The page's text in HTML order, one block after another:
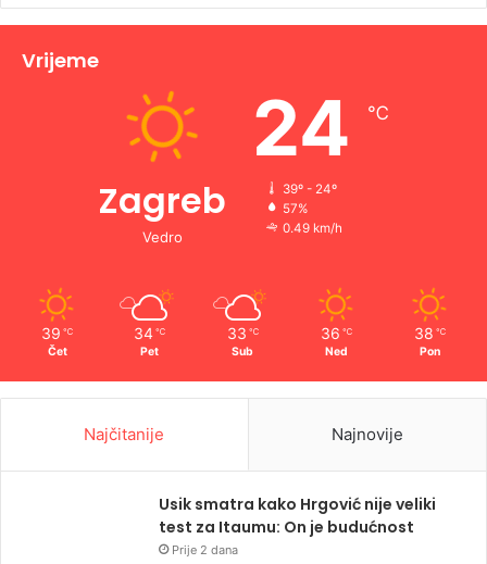
Vrijeme
Zagreb
Vedro
24 ℃
39º - 24º
57%
0.49 km/h
39 ℃
Čet
34 ℃
Pet
33 ℃
Sub
36 ℃
Ned
38 ℃
Pon
Najčitanije Najnovije
Usik smatra kako Hrgović nije veliki
test za Itaumu: On je budućnost
Prije 2 dana